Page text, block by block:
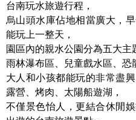
台南玩水旅遊行程，
烏山頭水庫佔地相當廣大，
能玩上一整天，
園區內的親水公園分為五大主
雨林瀑布區、兒童戲水區、恐
大人和小孩都能玩的非常盡
露營、烤肉、太陽船遊湖，
不僅景色怡人，更結合休閒